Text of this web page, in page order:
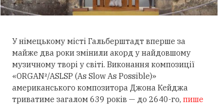
У німецькому місті Гальберштадт вперше за
майже два роки змінили акорд у найдовшому
музичному творі у світі. Виконання композиції
«ORGAN²/ASLSP (As Slow As Possible)»
американського композитора Джона Кейджа
триватиме загалом 639 років — до 2640-го, пише